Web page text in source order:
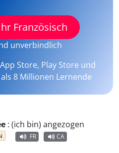
Französisch
unverbindlich
Store, Play Store und
8 Millionen Lernende
: (ich bin) angezogen
FR CA